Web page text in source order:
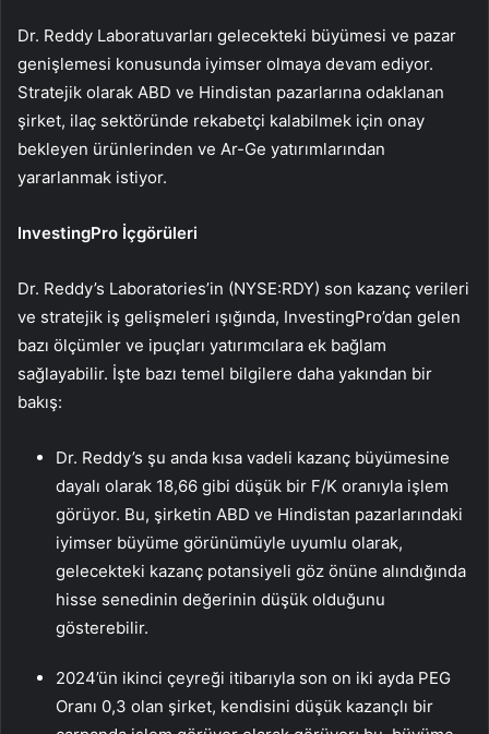
Dr. Reddy Laboratuvarları gelecekteki büyümesi ve pazar
genişlemesi konusunda iyimser olmaya devam ediyor.
Stratejik olarak ABD ve Hindistan pazarlarına odaklanan
şirket, ilaç sektöründe rekabetçi kalabilmek için onay
bekleyen ürünlerinden ve Ar-Ge yatırımlarından
yararlanmak istiyor.
InvestingPro İçgörüleri
Dr. Reddy’s Laboratories’in (NYSE:RDY) son kazanç verileri
ve stratejik iş gelişmeleri ışığında, InvestingPro’dan gelen
bazı ölçümler ve ipuçları yatırımcılara ek bağlam
sağlayabilir. İşte bazı temel bilgilere daha yakından bir
bakış:
Dr. Reddy’s şu anda kısa vadeli kazanç büyümesine
dayalı olarak 18,66 gibi düşük bir F/K oranıyla işlem
görüyor. Bu, şirketin ABD ve Hindistan pazarlarındaki
iyimser büyüme görünümüyle uyumlu olarak,
gelecekteki kazanç potansiyeli göz önüne alındığında
hisse senedinin değerinin düşük olduğunu
gösterebilir.
2024’ün ikinci çeyreği itibarıyla son on iki ayda PEG
Oranı 0,3 olan şirket, kendisini düşük kazançlı bir